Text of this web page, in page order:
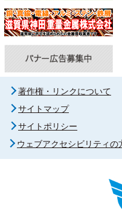
著作権・リンクについて
サイトマップ
サイトポリシー
ウェブアクセシビリティの